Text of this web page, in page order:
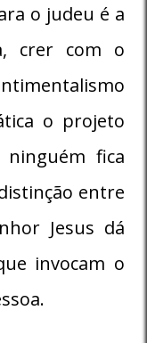
o judeu é a
crer com o
o projeto
ninguém fica
entre
Jesus dá
invocam o